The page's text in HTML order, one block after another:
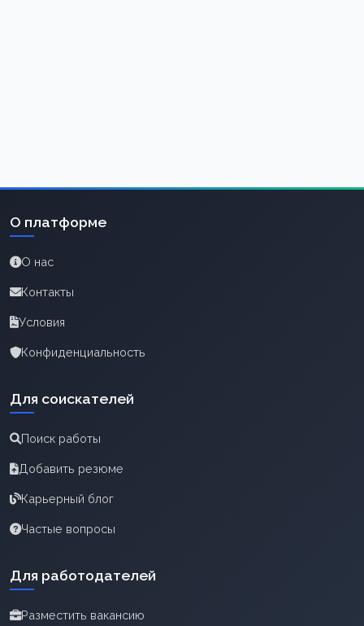
О платформе
О нас
Контакты
Условия
Конфиденциальность
Для соискателей
Поиск работы
Добавить резюме
Карьерный блог
Частые вопросы
Для работодателей
Разместить вакансию